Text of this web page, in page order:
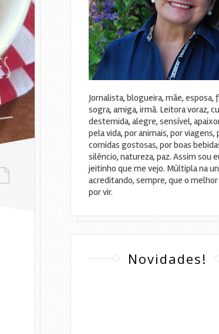
Jornalista, blogueira, mãe, esposa,
sogra, amiga, irmã. Leitora voraz,
destemida, alegre, sensível,
pela vida, por animais, por viagens,
comidas gostosas, por boas
silêncio, natureza, paz. Assim sou
jeitinho que me vejo. Múltipla na
acreditando, sempre, que o
por vir.
Novidades!